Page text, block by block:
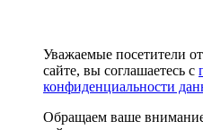
Уважаемые посетители
сайте, вы соглашаетесь с
конфиденциальности
Обращаем ваше